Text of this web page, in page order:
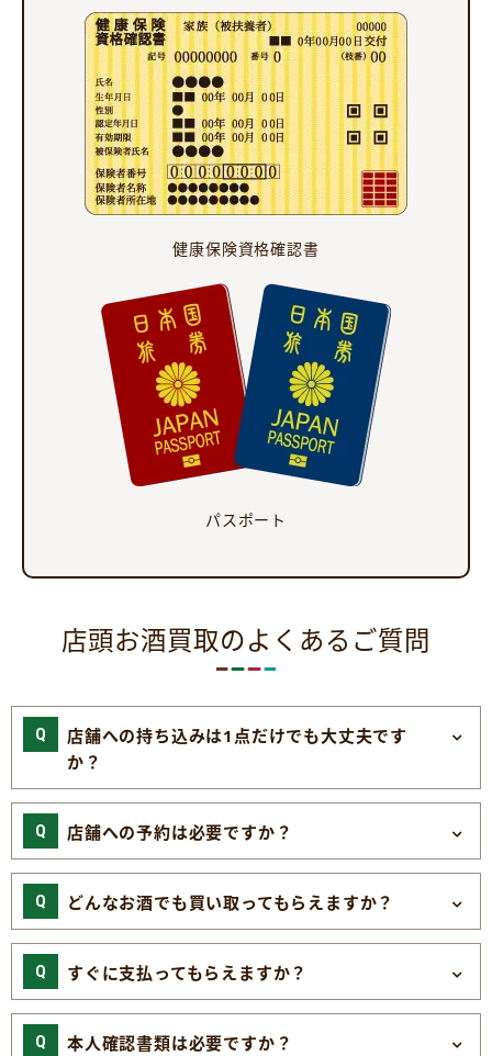
健康保険資格確認書
パスポート
店頭お酒買取のよくあるご質問
店舗への持ち込みは1点だけでも大丈夫です
か？
店舗への予約は必要ですか？
どんなお酒でも買い取ってもらえますか？
すぐに支払ってもらえますか？
本人確認書類は必要ですか？